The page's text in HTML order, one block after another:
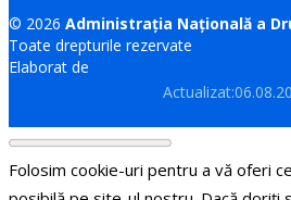
© 2026 Administrația Națională a
Toate drepturile rezervate
Elaborat de
Folosim cookie-uri pentru a vă oferi